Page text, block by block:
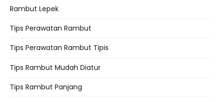
Rambut Lepek
Tips Perawatan Rambut
Tips Perawatan Rambut Tipis
Tips Rambut Mudah Diatur
Tips Rambut Panjang